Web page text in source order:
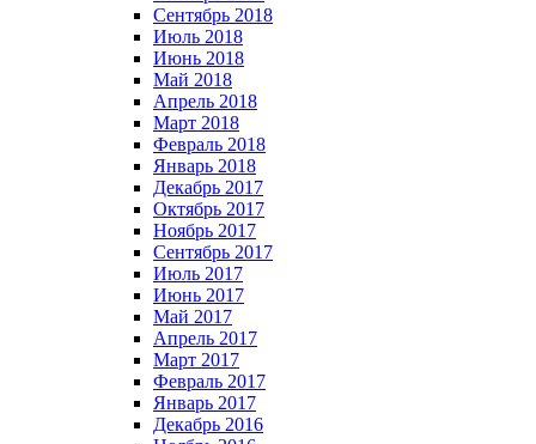
Сентябрь 2018
Июль 2018
Июнь 2018
Май 2018
Апрель 2018
Март 2018
Февраль 2018
Январь 2018
Декабрь 2017
Октябрь 2017
Ноябрь 2017
Сентябрь 2017
Июль 2017
Июнь 2017
Май 2017
Апрель 2017
Март 2017
Февраль 2017
Январь 2017
Декабрь 2016